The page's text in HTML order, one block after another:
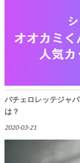
バチェロレッテジャ
は？
2020-03-21